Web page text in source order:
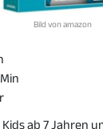
Bild von amazon
ab 7 Jahren